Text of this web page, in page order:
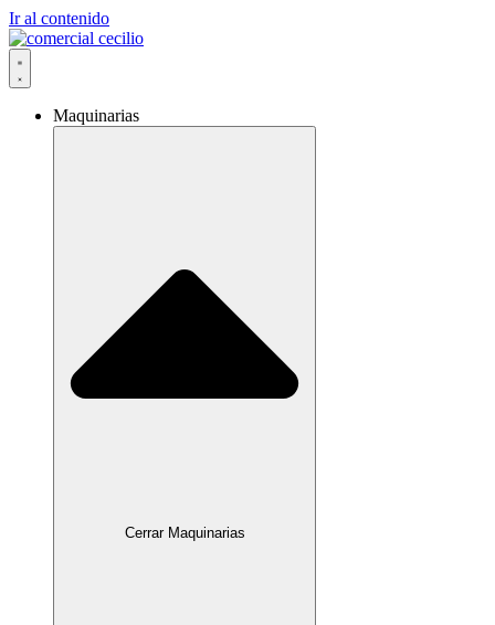
Ir al contenido
Maquinarias
Cerrar Maquinarias